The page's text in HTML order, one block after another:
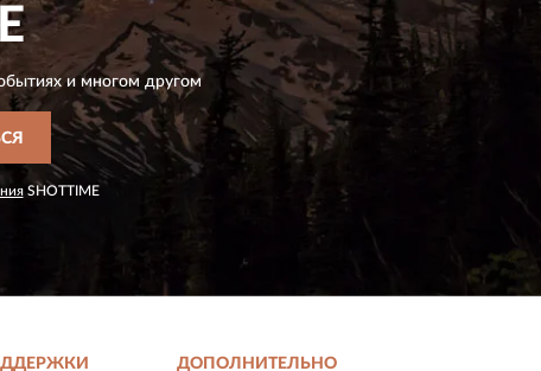
и многом другом
SHOTTIME
ДОПОЛНИТЕЛЬНО